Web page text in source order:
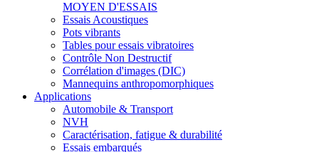
MOYEN D'ESSAIS
Essais Acoustiques
Pots vibrants
Tables pour essais vibratoires
Contrôle Non Destructif
Corrélation d'images (DIC)
Mannequins anthropomorphiques
Applications
Automobile & Transport
NVH
Caractérisation, fatigue & durabilité
Essais embarqués